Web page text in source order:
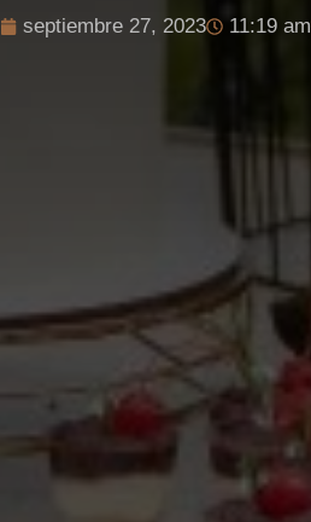
septiembre 27, 2023 11:19 am